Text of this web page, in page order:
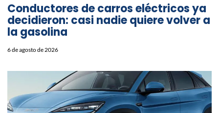
Conductores de carros eléctricos ya
decidieron: casi nadie quiere volver a
la gasolina
6 de agosto de 2026